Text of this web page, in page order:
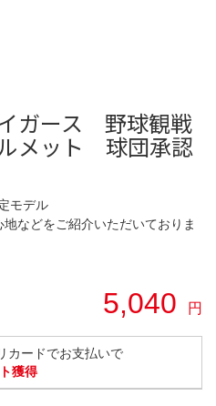
ガース 野球観戦
メット 球団承認
モデル
などをご紹介いただいておりま
5,040 円
カードでお支払いで
獲得